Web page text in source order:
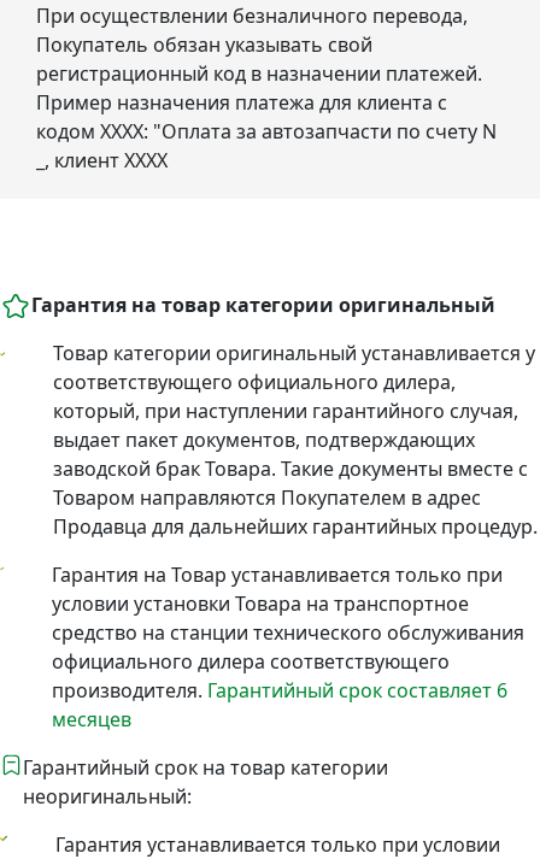
При осуществлении безналичного перевода,
Покупатель обязан указывать свой
регистрационный код в назначении платежей.
Пример назначения платежа для клиента с
кодом ХХХХ: "Оплата за автозапчасти по счету N
_, клиент ХХХХ
Гарантия на товар категории оригинальный
Товар категории оригинальный устанавливается у
соответствующего официального дилера,
который, при наступлении гарантийного случая,
выдает пакет документов, подтверждающих
заводской брак Товара. Такие документы вместе с
Товаром направляются Покупателем в адрес
Продавца для дальнейших гарантийных процедур.
Гарантия на Товар устанавливается только при
условии установки Товара на транспортное
средство на станции технического обслуживания
официального дилера соответствующего
производителя. Гарантийный срок составляет 6
месяцев
Гарантийный срок на товар категории
неоригинальный:
Гарантия устанавливается только при условии